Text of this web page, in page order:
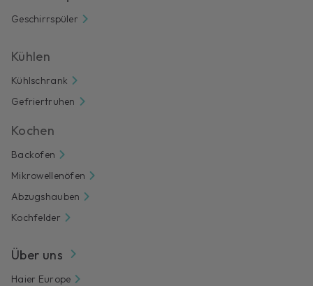
Geschirrspüler
Kühlen
Kühlschrank
Gefriertruhen
Kochen
Backofen
Mikrowellenöfen
Abzugshauben
Kochfelder
Über uns
Haier Europe